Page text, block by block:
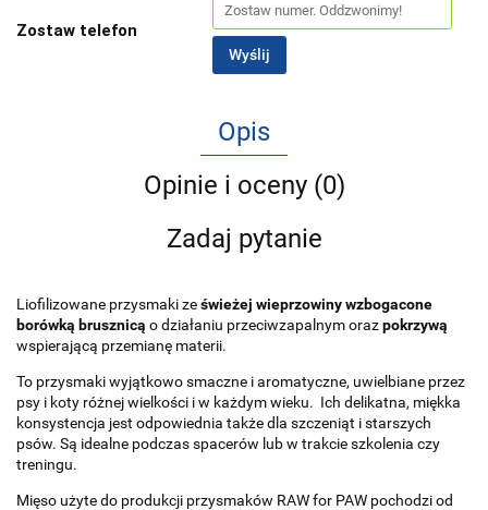
Zostaw telefon
Wyślij
Opis
Opinie i oceny (0)
Zadaj pytanie
Liofilizowane przysmaki ześwieżej wieprzowiny wzbogacone
borówką brusznicą o działaniu przeciwzapalnym orazpokrzywą
wspierającą przemianę materii.
To przysmaki wyjątkowo smaczne i aromatyczne, uwielbiane przez
psy i koty różnej wielkości i w każdym wieku. Ich delikatna, miękka
konsystencja jest odpowiednia także dla szczeniąt i starszych
psów. Są idealne podczas spacerów lub w trakcie szkolenia czy
treningu.
Mięso użyte do produkcji przysmaków RAW for PAW pochodzi od